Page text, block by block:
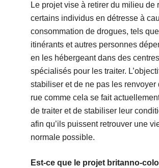
Le projet vise à retirer du milieu de
certains individus en détresse à
consommation de drogues, tels
itinérants et autres personnes
en les hébergeant dans des centres
spécialisés pour les traiter.
stabiliser et de ne pas les renvoyer
rue comme cela se fait
de traiter et de stabiliser leur
afin qu’ils puissent retrouver une
normale possible.
Est-ce que le projet britanno-